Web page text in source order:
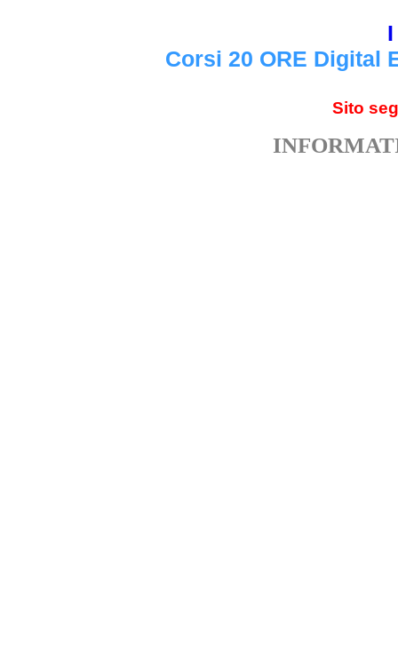
Corsi 20 ORE Digital
Sito